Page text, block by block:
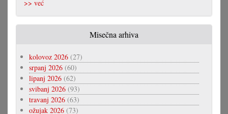
>> već
Misečna arhiva
kolovoz 2026 (27)
srpanj 2026 (60)
lipanj 2026 (62)
svibanj 2026 (93)
travanj 2026 (63)
ožujak 2026 (73)